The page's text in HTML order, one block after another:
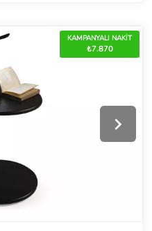
KAMPANYALI NAKİT
₺7.870